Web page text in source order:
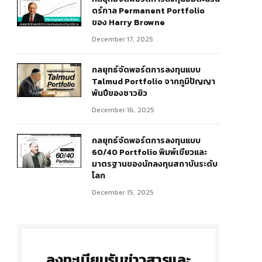
ดร์กาล Permanent Portfolio
ของ Harry Browne
December 17, 2025
กลยุทธ์จัดพอร์ตการลงทุนแบบ
Talmud Portfolio จากภูมิปัญญา
พันปีของชาวยิว
December 16, 2025
กลยุทธ์จัดพอร์ตการลงทุนแบบ
60/40 Portfolio พิมพ์เขียวและ
มาตรฐานของนักลงทุนสถาบันระดับ
โลก
December 15, 2025